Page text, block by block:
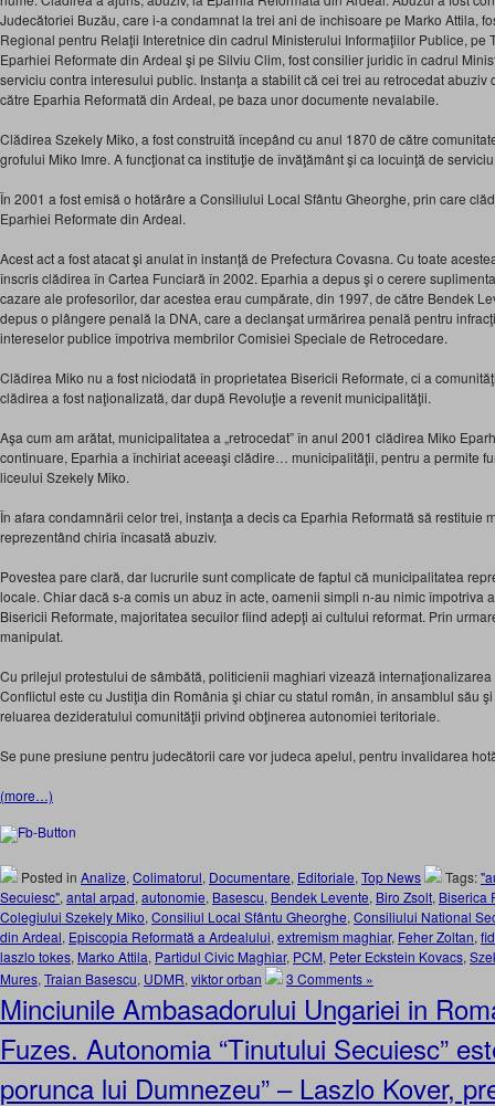
Judecătoriei Buzău, care i-a condamnat la trei ani de închisoare pe Marko Attila,
Regional pentru Relaţii Interetnice din cadrul Ministerului Informaţiilor Publice, pe
Eparhiei Reformate din Ardeal şi pe Silviu Clim, fost consilier juridic în cadrul
serviciu contra interesului public. Instanţa a stabilit că cei trei au retrocedat
către Eparhia Reformată din Ardeal, pe baza unor documente nevalabile.
Clădirea Szekely Miko, a fost construită începând cu anul 1870 de către
grofului Miko Imre. A funcţionat ca instituţie de învăţământ şi ca locuinţă de
În 2001 a fost emisă o hotărâre a Consiliului Local Sfântu Gheorghe, prin care
Eparhiei Reformate din Ardeal.
Acest act a fost atacat şi anulat în instanţă de Prefectura Covasna. Cu toate
înscris clădirea în Cartea Funciară în 2002. Eparhia a depus şi o cerere
cazare ale profesorilor, dar acestea erau cumpărate, din 1997, de către Bendek
depus o plângere penală la DNA, care a declanşat urmărirea penală pentru
intereselor publice împotriva membrilor Comisiei Speciale de Retrocedare.
Clădirea Miko nu a fost niciodată în proprietatea Bisericii Reformate, ci a
clădirea a fost naţionalizată, dar după Revoluţie a revenit municipalităţii.
Aşa cum am arătat, municipalitatea a „retrocedat” în anul 2001 clădirea Miko
continuare, Eparhia a închiriat aceeaşi clădire… municipalităţii, pentru a permite
liceului Szekely Miko.
În afara condamnării celor trei, instanţa a decis ca Eparhia Reformată să restituie
reprezentând chiria încasată abuziv.
Povestea pare clară, dar lucrurile sunt complicate de faptul că municipalitatea
locale. Chiar dacă s-a comis un abuz în acte, oamenii simpli n-au nimic împotriva
Bisericii Reformate, majoritatea secuilor fiind adepţi ai cultului reformat. Prin
manipulat.
Cu prilejul protestului de sâmbătă, politicienii maghiari vizează
Conflictul este cu Justiţia din România şi chiar cu statul român, în ansamblul său
reluarea dezideratului comunităţii privind obţinerea autonomiei teritoriale.
Se pune presiune pentru judecătorii care vor judeca apelul, pentru invalidarea
(more…)
Posted in Analize, Colimatorul, Documentare, Editoriale, Top News Tags:
Secuiesc", antal arpad, autonomie, Basescu, Bendek Levente, Biro Zsolt, Biserica
Colegiului Szekely Miko, Consiliul Local Sfântu Gheorghe, Consiliului National
din Ardeal, Episcopia Reformată a Ardealului, extremism maghiar, Feher Zoltan,
laszlo tokes, Marko Attila, Partidul Civic Maghiar, PCM, Peter Eckstein Kovacs,
Mures, Traian Basescu, UDMR, viktor orban 3 Comments »
Minciunile Ambasadorului Ungariei in
Fuzes. Autonomia “Tinutului Secuiesc”
porunca lui Dumnezeu” – Laszlo Kover,